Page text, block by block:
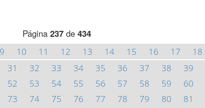
Página 237de 434
9 10 11 12 13 14 15 16 17 18
31 32 33 34 35 36 37 38 39
52 53 54 55 56 57 58 59 60
73 74 75 76 77 78 79 80 81